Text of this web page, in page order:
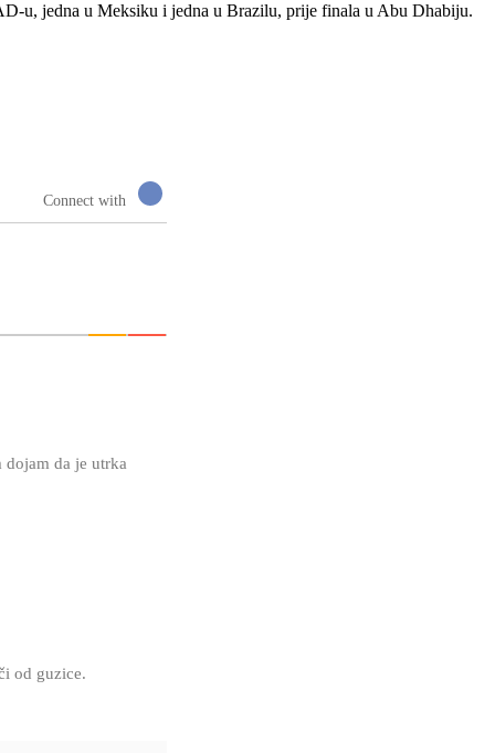
u, jedna u Meksiku i jedna u Brazilu, prije finala u Abu Dhabiju.
Connect with
da je utrka
od guzice.